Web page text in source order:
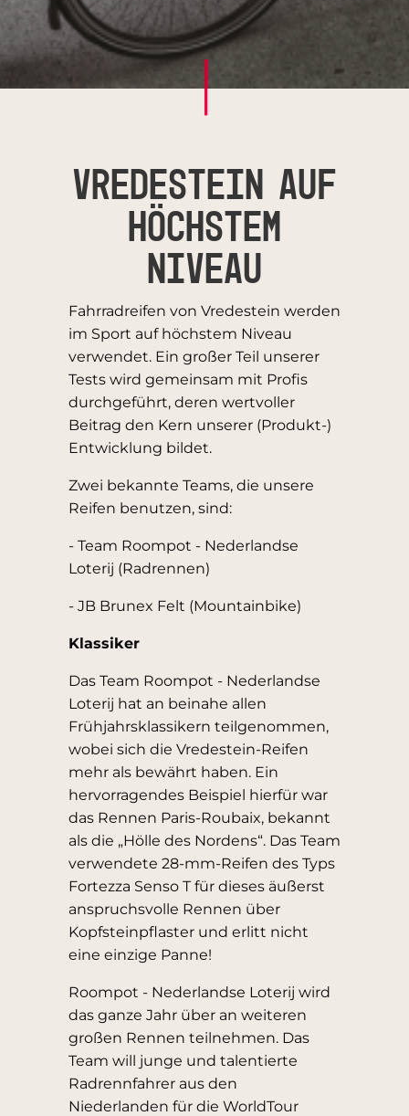
VREDESTEIN AUF
HÖCHSTEM
NIVEAU
Fahrradreifen von Vredestein werden
im Sport auf höchstem Niveau
verwendet. Ein großer Teil unserer
Tests wird gemeinsam mit Profis
durchgeführt, deren wertvoller
Beitrag den Kern unserer (Produkt-)
Entwicklung bildet.
Zwei bekannte Teams, die unsere
Reifen benutzen, sind:
- Team Roompot - Nederlandse
Loterij (Radrennen)
- JB Brunex Felt (Mountainbike)
Klassiker
Das Team Roompot - Nederlandse
Loterij hat an beinahe allen
Frühjahrsklassikern teilgenommen,
wobei sich die Vredestein-Reifen
mehr als bewährt haben. Ein
hervorragendes Beispiel hierfür war
das Rennen Paris-Roubaix, bekannt
als die „Hölle des Nordens“. Das Team
verwendete 28-mm-Reifen des Typs
Fortezza Senso T für dieses äußerst
anspruchsvolle Rennen über
Kopfsteinpflaster und erlitt nicht
eine einzige Panne!
Roompot - Nederlandse Loterij wird
das ganze Jahr über an weiteren
großen Rennen teilnehmen. Das
Team will junge und talentierte
Radrennfahrer aus den
Niederlanden für die WorldTour